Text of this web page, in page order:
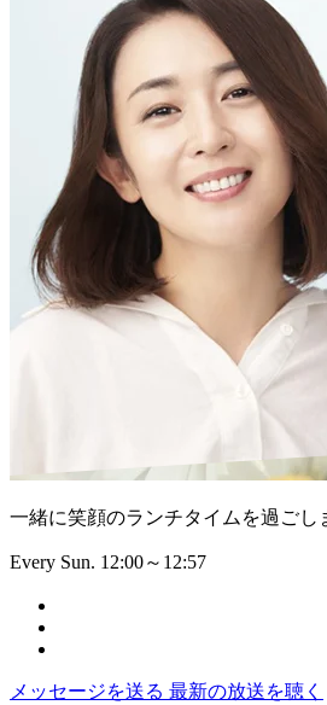
一緒に笑顔のランチタイムを過ごし
Every Sun. 12:00～12:57
メッセージを送る 最新の放送を聴く